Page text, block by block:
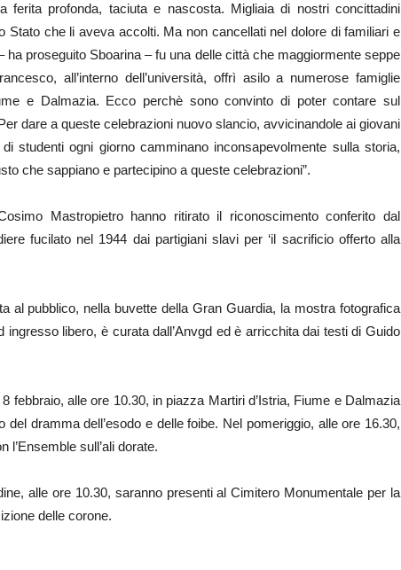
ferita profonda, taciuta e nascosta. Migliaia di nostri concittadini
Stato che li aveva accolti. Ma non cancellati nel dolore di familiari e
ha proseguito Sboarina – fu una delle città che maggiormente seppe
all’interno dell’università, offrì asilo a numerose famiglie
e Dalmazia. Ecco perchè sono convinto di poter contare sul
dare a queste celebrazioni nuovo slancio, avvicinandole ai giovani
studenti ogni giorno camminano inconsapevolmente sulla storia,
che sappiano e partecipino a queste celebrazioni”.
Mastropietro hanno ritirato il riconoscimento conferito dal
fucilato nel 1944 dai partigiani slavi per ‘il sacrificio offerto alla
al pubblico, nella buvette della Gran Guardia, la mostra fotografica
ingresso libero, è curata dall’Anvgd ed è arricchita dai testi di Guido
febbraio, alle ore 10.30, in piazza Martiri d’Istria, Fiume e Dalmazia
dramma dell’esodo e delle foibe. Nel pomeriggio, alle ore 16.30,
l’Ensemble sull’ali dorate.
alle ore 10.30, saranno presenti al Cimitero Monumentale per la
delle corone.